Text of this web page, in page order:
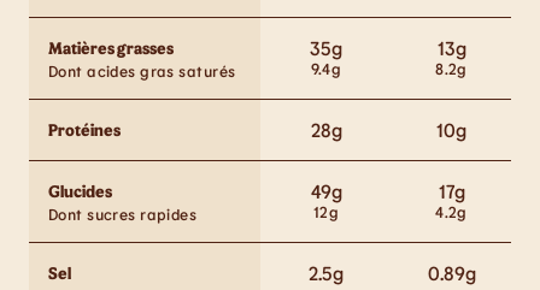
Matières grasses 35g 13g
Dont acides gras saturés 9.4g 8.2g
Protéines 28g 10g
Glucides 49g 17g
Dont sucres rapides 12g 4.2g
Sel 2.5g 0.89g